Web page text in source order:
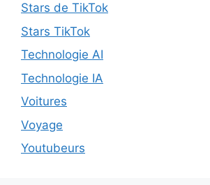
Stars de TikTok
Stars TikTok
Technologie AI
Technologie IA
Voitures
Voyage
Youtubeurs